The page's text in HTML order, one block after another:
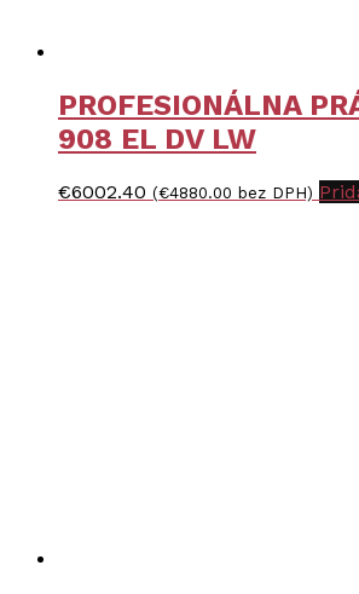
PROFESIONÁLNA
908 EL DV LW
€6002.40 (€4880.00 bez DPH)